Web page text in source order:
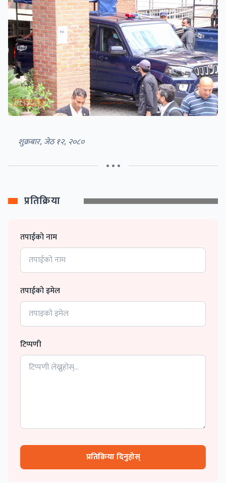
शुक्रबार, जेठ १२, २०८०
• • •
प्रतिक्रिया
तपाईको नाम
तपाईको इमेल
टिप्पणी
प्रतिक्रिया दिनुहोस्